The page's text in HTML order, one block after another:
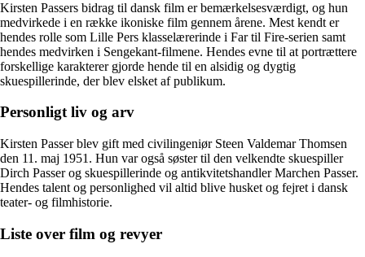
Kirsten Passers bidrag til dansk film er bemærkelsesværdigt, og hun
medvirkede i en række ikoniske film gennem årene. Mest kendt er
hendes rolle som Lille Pers klasselærerinde i Far til Fire-serien samt
hendes medvirken i Sengekant-filmene. Hendes evne til at portrættere
forskellige karakterer gjorde hende til en alsidig og dygtig
skuespillerinde, der blev elsket af publikum.
Personligt liv og arv
Kirsten Passer blev gift med civilingeniør Steen Valdemar Thomsen
den 11. maj 1951. Hun var også søster til den velkendte skuespiller
Dirch Passer og skuespillerinde og antikvitetshandler Marchen Passer.
Hendes talent og personlighed vil altid blive husket og fejret i dansk
teater- og filmhistorie.
Liste over film og revyer